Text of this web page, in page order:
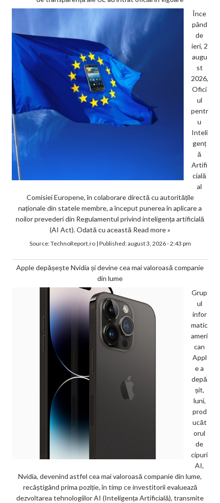
Înce
pând
de
ieri, 2
augu
st
2026,
Ofici
ul
pentr
u
Inteli
genț
ă
Artifi
cială
al
Comisiei Europene, în colaborare directă cu autoritățile
naționale din statele membre, a început punerea în aplicare a
noilor prevederi din Regulamentul privind inteligența artificială
(AI Act). Odată cu această Read more »
Source:TechnoReport.ro| Published:august 3, 2026 - 2:43 pm
Apple depășește Nvidia și devine cea mai valoroasă companie
din lume
Grup
ul
infor
matic
ameri
can
Appl
e a
depă
șit,
luni,
prod
ucăt
orul
de
cipuri
AI,
Nvidia, devenind astfel cea mai valoroasă companie din lume,
recâștigând prima poziție, în timp ce investitorii evaluează
dezvoltarea tehnologiilor AI (Inteligența Artificială), transmite